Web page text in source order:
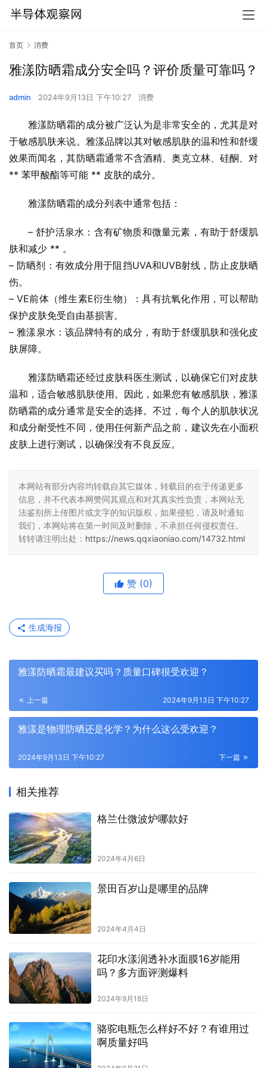
首页 消费
雅漾防晒霜成分安全吗？评价质量可靠吗？
admin 2024年9月13日 下午10:27 消费
雅漾防晒霜的成分被广泛认为是非常安全的，尤其是对
于敏感肌肤来说。雅漾品牌以其对敏感肌肤的温和性和舒缓
效果而闻名，其防晒霜通常不含酒精、奥克立林、硅酮、对
** 苯甲酸酯等可能 ** 皮肤的成分。
雅漾防晒霜的成分列表中通常包括：
– 舒护活泉水：含有矿物质和微量元素，有助于舒缓肌
肤和减少 ** 。
– 防晒剂：有效成分用于阻挡UVA和UVB射线，防止皮肤晒
伤。
– VE前体（维生素E衍生物）：具有抗氧化作用，可以帮助
保护皮肤免受自由基损害。
– 雅漾泉水：该品牌特有的成分，有助于舒缓肌肤和强化皮
肤屏障。
雅漾防晒霜还经过皮肤科医生测试，以确保它们对皮肤
温和，适合敏感肌肤使用。因此，如果您有敏感肌肤，雅漾
防晒霜的成分通常是安全的选择。不过，每个人的肌肤状况
和成分耐受性不同，使用任何新产品之前，建议先在小面积
皮肤上进行测试，以确保没有不良反应。
本网站有部分内容均转载自其它媒体，转载目的在于传递更多
信息，并不代表本网赞同其观点和对其真实性负责，本网站无
法鉴别所上传图片或文字的知识版权，如果侵犯，请及时通知
我们，本网站将在第一时间及时删除，不承担任何侵权责任。
转转请注明出处： https://news.qqxiaoniao.com/14732.html
赞 (0)
生成海报
雅漾防晒霜最建议买吗？质量口碑很受欢迎？
上一篇 2024年9月13日 下午10:27
雅漾是物理防晒还是化学？为什么这么受欢迎？
下一篇
2024年9月13日 下午10:27
相关推荐
格兰仕微波炉哪款好
2024年4月6日
景田百岁山是哪里的品牌
2024年4月4日
花印水漾润透补水面膜16岁能用
吗？多方面评测爆料
2024年9月18日
骆驼电瓶怎么样好不好？有谁用过
啊质量好吗